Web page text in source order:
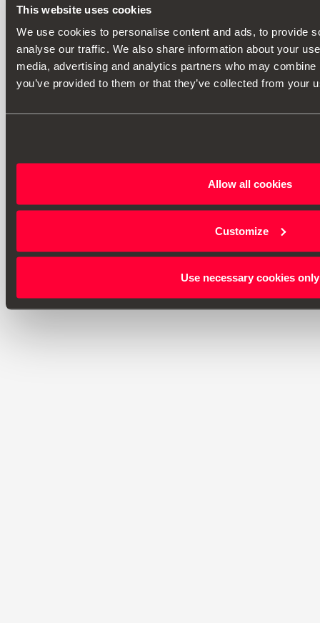
This website uses cookies
We use cookies to personalise content and ads, to provide
analyse our traffic. We also share information about your
media, advertising and analytics partners who may
you’ve provided to them or that they’ve collected from your
Allow all cookies
Customize
Use necessary cookies only